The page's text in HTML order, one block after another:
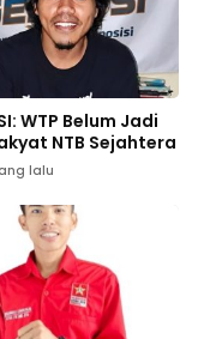
WTP Belum Jadi
NTB Sejahtera
lalu